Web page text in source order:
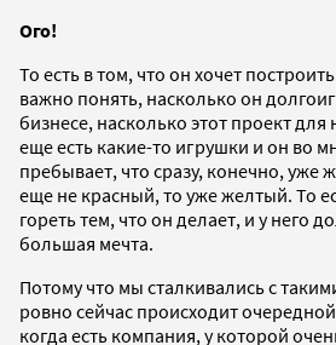
Ого!
То есть в том, что он хочет
важно понять, насколько он
бизнесе, насколько этот проект для
еще есть какие-то игрушки и он во
пребывает, что сразу, конечно, уже
еще не красный, то уже желтый. То
гореть тем, что он делает, и у него
большая мечта.
Потому что мы сталкивались с
ровно сейчас происходит
когда есть компания, у которой